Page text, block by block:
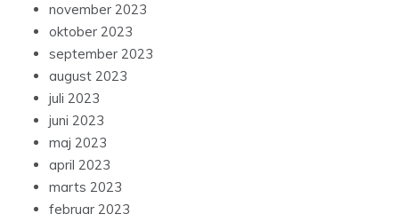
november 2023
oktober 2023
september 2023
august 2023
juli 2023
juni 2023
maj 2023
april 2023
marts 2023
februar 2023